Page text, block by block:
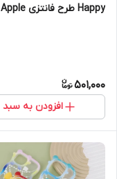
Happy طرح فانتزی Apple
501,000
افزودن به سبد